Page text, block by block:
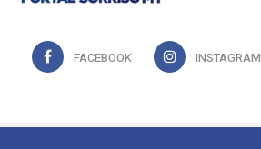
FACEBOOK INSTAGRAM